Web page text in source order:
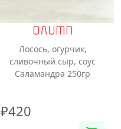
ОЛИМП
Лосось, огурчик,
сливочный сыр, соус
Саламандра 250гр
₽420